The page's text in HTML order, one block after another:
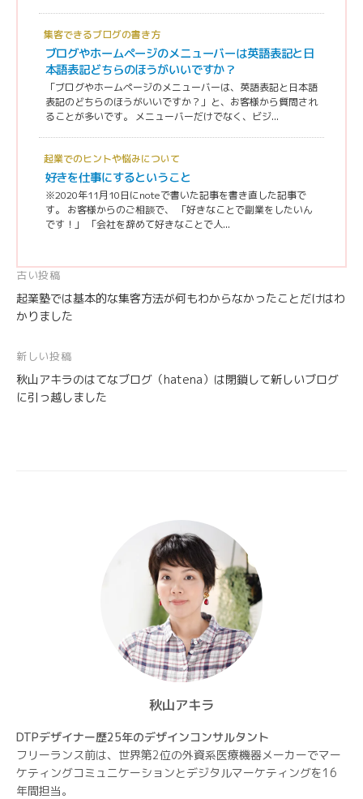
集客できるブログの書き方
ブログやホームページのメニューバーは英語表記と日
本語表記どちらのほうがいいですか？
「ブログやホームページのメニューバーは、英語表記と日本語
表記のどちらのほうがいいですか？」と、お客様から質問され
ることが多いです。 メニューバーだけでなく、ビジ...
起業でのヒントや悩みについて
好きを仕事にするということ
※2020年11月10日にnoteで書いた記事を書き直した記事で
す。 お客様からのご相談で、 「好きなことで副業をしたいん
です！」 「会社を辞めて好きなことで人...
投
稿
ナ
ビ
ゲ
ー
古い投稿
起業塾では基本的な集客方法が何もわからなかったことだけはわ
かりました
新しい投稿
秋山アキラのはてなブログ（hatena）は閉鎖して新しいブログ
に引っ越しました
秋山アキラ
DTPデザイナー歴25年のデザインコンサルタント
フリーランス前は、世界第2位の外資系医療機器メーカーでマー
ケティングコミュニケーションとデジタルマーケティングを16
年間担当。